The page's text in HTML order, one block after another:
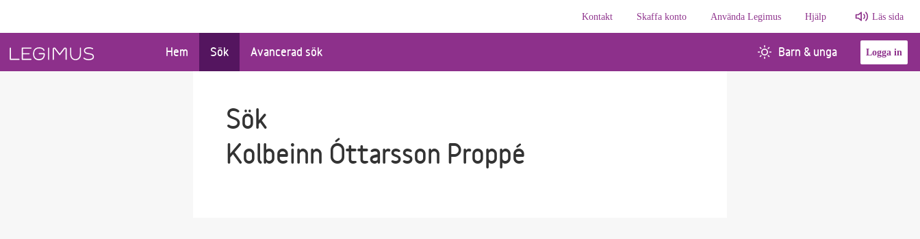
Kontakt
Skaffa konto Använda Legimus Hjälp Läs sida
Hem Sök Avancerad sök Barn & unga Logga in
Sök
Kolbeinn Óttarsson Proppé